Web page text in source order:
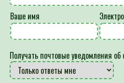
Ваше имя
Получать почтовые уведомления об